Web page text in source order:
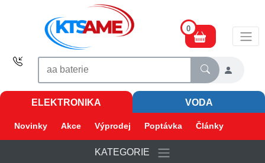
0
ELEKTRONIKA VODA
Novinky Akce Výprodej Poptávka Články
KATEGORIE